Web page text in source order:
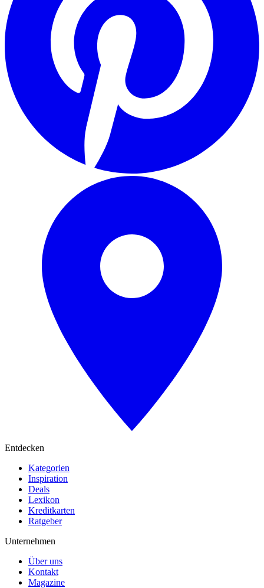
Entdecken
Kategorien
Inspiration
Deals
Lexikon
Kreditkarten
Ratgeber
Unternehmen
Über uns
Kontakt
Magazine